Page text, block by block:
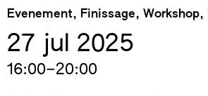
Skip
content
Evenement, Finissage, Workshop,
27 jul 2025
16:00–20:00